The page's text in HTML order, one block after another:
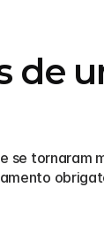
de
tornaram